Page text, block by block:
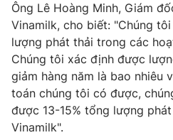
Nhân vật
Khán giả
Giải sao mai
Điện ảnh
Âm nhạc
Sao
Đời sống
Du lịch
Làm đẹp
Chất lượng cuộc sống
Giáo dục
Tuyển sinh
Học trực tuyến
Công nghệ
Hitech Công nghệ tương lai
Ông Lê Hoàng Minh, Giám
Vinamilk, cho biết: "Chúng
lượng phát thải trong các
Chúng tôi xác định được
giảm hàng năm là bao nhiêu
toán chúng tôi có được,
được 13-15% tổng lượng
Vinamilk".